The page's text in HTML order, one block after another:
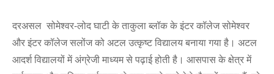
दरअसल सोमेश्वर-लोद घाटी के ताकुला ब्लॉक के इंटर कॉलेज सोमेश्वर
और इंटर कॉलेज सलोंज को अटल उत्कृष्ट विद्यालय बनाया गया है। अटल
आदर्श विद्यालयों में अंग्रेजी माध्यम से पढ़ाई होती है। आसपास के क्षेत्र में